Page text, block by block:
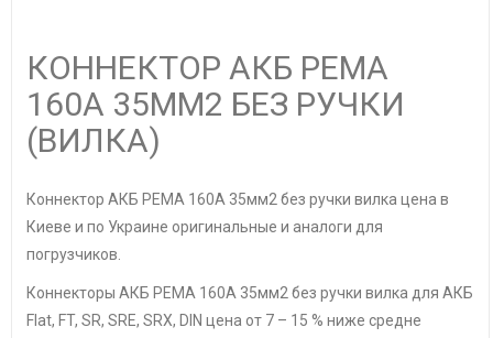
КОННЕКТОР АКБ РЕМА
160А 35ММ2 БЕЗ РУЧКИ
(ВИЛКА)
Коннектор АКБ РЕМА 160А 35мм2 без ручки вилка цена в
Киеве и по Украине оригинальные и аналоги для
погрузчиков.
Коннекторы АКБ РЕМА 160А 35мм2 без ручки вилка для АКБ
Flat, FT, SR, SRE, SRX, DIN цена от 7 – 15 % ниже средне